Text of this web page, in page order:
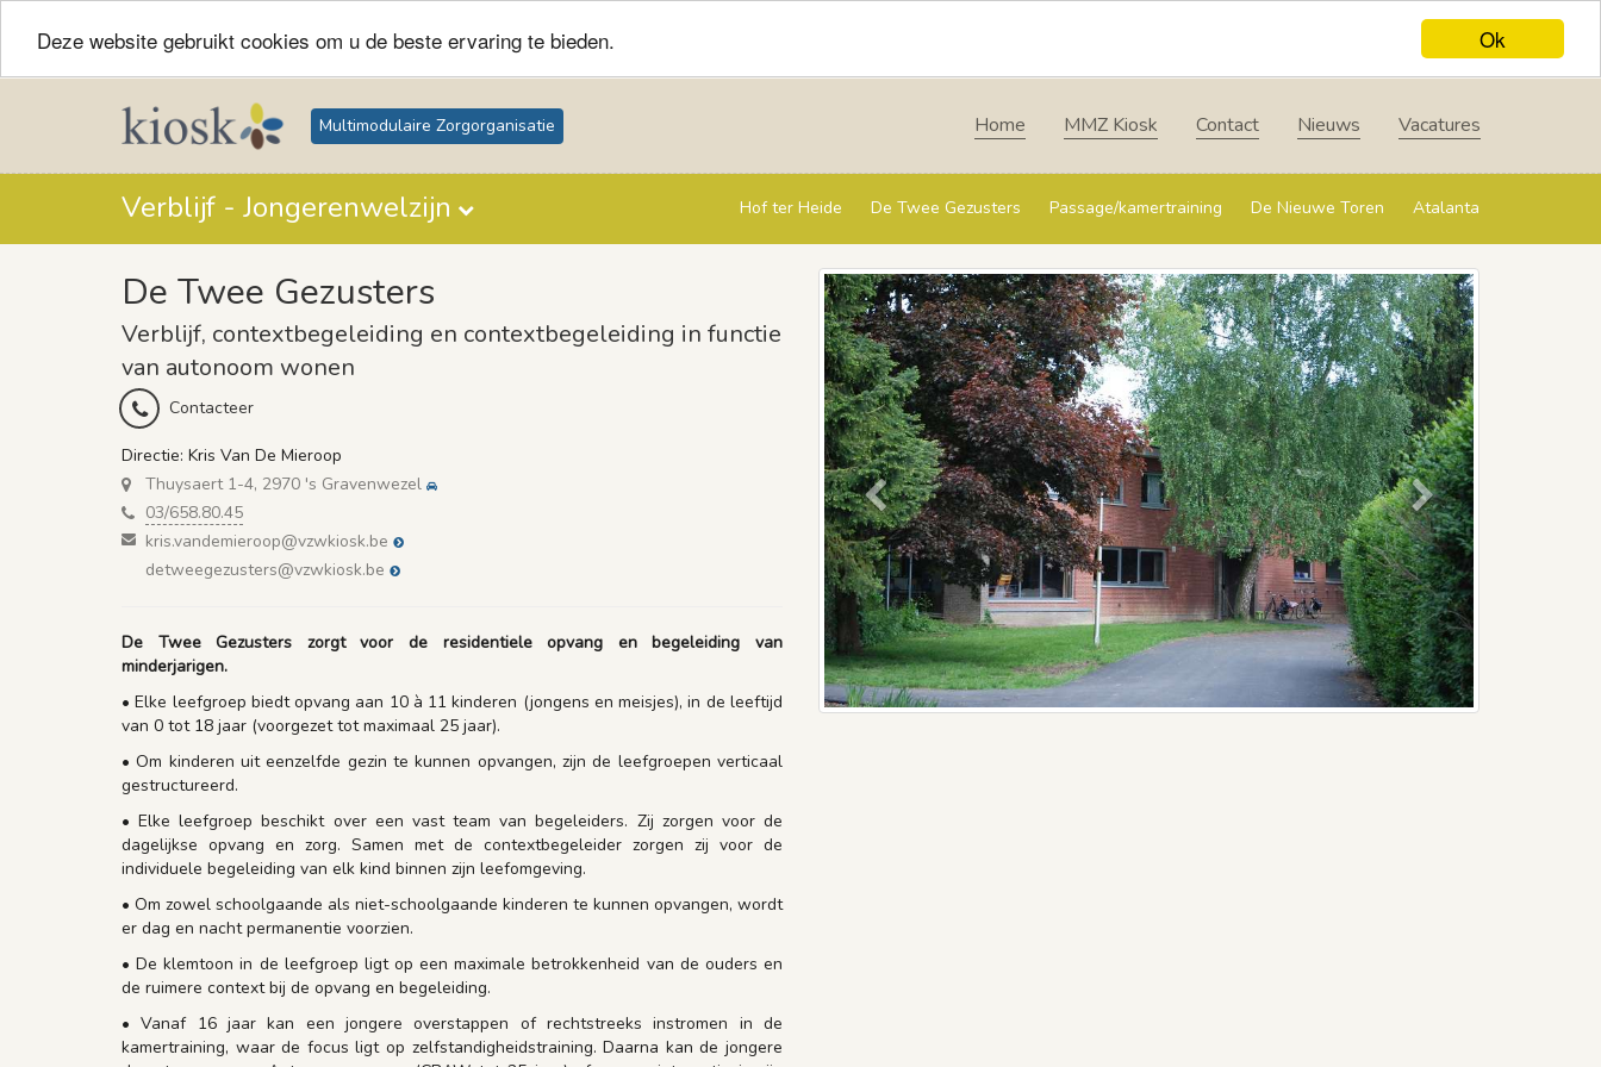
Ok
Deze website gebruikt cookies om u de beste ervaring te bieden.
Multimodulaire Zorgorganisatie Home MMZ Kiosk Contact Nieuws Vacatures
Verblijf - Jongerenwelzijn Hof ter Heide De Twee Gezusters Passage/kamertraining De Nieuwe Toren Atalanta
De Twee Gezusters
Verblijf, contextbegeleiding en contextbegeleiding in functie
van autonoom wonen
Contacteer
Directie: Kris Van De Mieroop
Thuysaert 1-4, 2970 's Gravenwezel
03/658.80.45
kris.vandemieroop@vzwkiosk.be
detweegezusters@vzwkiosk.be
De Twee Gezusters zorgt voor de residentiele opvang en begeleiding van
minderjarigen.
• Elke leefgroep biedt opvang aan 10 à 11 kinderen (jongens en meisjes), in de leeftijd
van 0 tot 18 jaar (voorgezet tot maximaal 25 jaar).
• Om kinderen uit eenzelfde gezin te kunnen opvangen, zijn de leefgroepen verticaal
gestructureerd.
• Elke leefgroep beschikt over een vast team van begeleiders. Zij zorgen voor de
dagelijkse opvang en zorg. Samen met de contextbegeleider zorgen zij voor de
individuele begeleiding van elk kind binnen zijn leefomgeving.
• Om zowel schoolgaande als niet-schoolgaande kinderen te kunnen opvangen, wordt
er dag en nacht permanentie voorzien.
• De klemtoon in de leefgroep ligt op een maximale betrokkenheid van de ouders en
de ruimere context bij de opvang en begeleiding.
• Vanaf 16 jaar kan een jongere overstappen of rechtstreeks instromen in de
kamertraining, waar de focus ligt op zelfstandigheidstraining. Daarna kan de jongere
Previous Next